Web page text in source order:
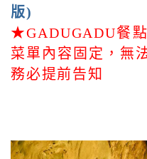
版)
★GADUGADU餐
菜單內容固定，無
務必提前告知